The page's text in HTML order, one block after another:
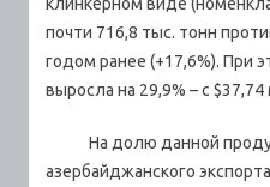
почти 716,8 тыс. тонн
годом ранее (+17,6%). При
выросла на 29,9% – с
На долю данной
азербайджанского